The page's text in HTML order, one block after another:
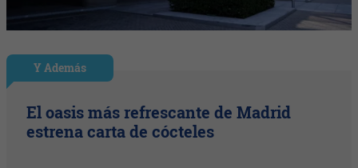
Y Además
El oasis más refrescante de Madrid
estrena carta de cócteles